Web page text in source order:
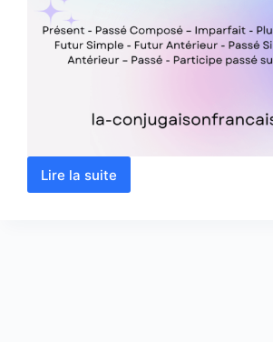
Lire la suite
Verbe